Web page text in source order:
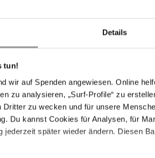
Details
tun!
wir auf Spenden angewiesen. Online
zu analysieren, „Surf-Profile“ zu
Dritter zu wecken und für unsere
Du kannst Cookies für Analysen, für
jederzeit später wieder ändern. Diesen
bekannten Mitglied der
Verbindung seit fast elf Jahren
Vorwürfen freigesprochen haben
anordnete, wird er
wegen ähnlicher fadenscheiniger
Anhörung von Anas al-Beltagy
Haft um 45 Tage, ohne ihm
wird Anas al-Beltagy gefoltert
Einzelhaft und der gezielten
dem Verschwindenlassen